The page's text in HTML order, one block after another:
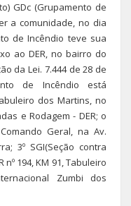
GDc (Grupamento de
a comunidade, no dia
de Incêndio teve sua
ao DER, no bairro do
da Lei. 7.444 de 28 de
de Incêndio está
dos Martins, no
e Rodagem - DER; o
Geral, na Av.
3º SGI(Seção contra
194, KM 91, Tabuleiro
Zumbi dos